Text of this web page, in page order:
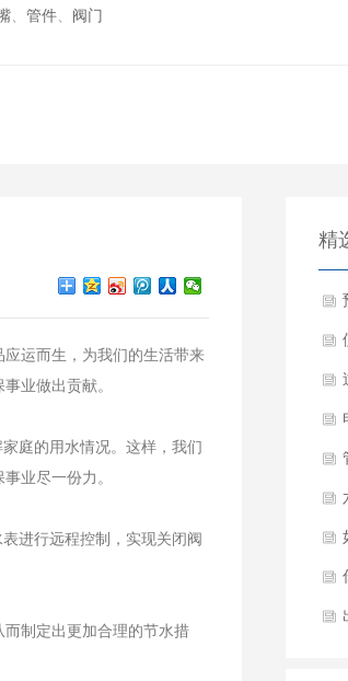
、 管件、 阀门
运而生，为我们的生活带来
业做出贡献。
庭的用水情况。这样，我们
业尽一份力。
进行远程控制，实现关闭阀
制定出更加合理的节水措
精